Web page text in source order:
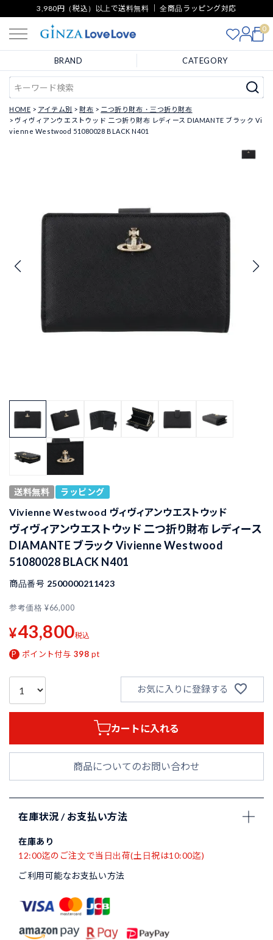
3,980円（税込）以上で送料無料 ｜ 全商品ラッピング対応
0
BRAND CATEGORY
HOME アイテム別 財布
二つ折り財布・三つ折り財布
ヴィヴィアンウエストウッド 二つ折り財布 レディース DIAMANTE ブラック Vi
vienne Westwood 51080028 BLACK N401
送料無料 ラッピング
Vivienne Westwood ヴィヴィアンウエストウッド
ヴィヴィアンウエストウッド 二つ折り財布 レディース
DIAMANTE ブラック Vivienne Westwood
51080028 BLACK N401
商品番号 2500000211423
参考価格 ¥66,000
¥43,800税込
ポイント付与 398 pt
お気に入りに登録する
カートに入れる
商品についてのお問い合わせ
在庫状況 / お支払い方法
在庫あり
12:00迄のご注文で当日出荷(土日祝は10:00迄)
ご利用可能なお支払い方法